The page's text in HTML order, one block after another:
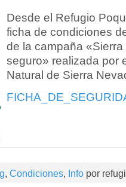
Desde el Refugio
ficha de condiciones
de la campaña
seguro» realizada por
Natural de Sierra
, Condiciones, Info por